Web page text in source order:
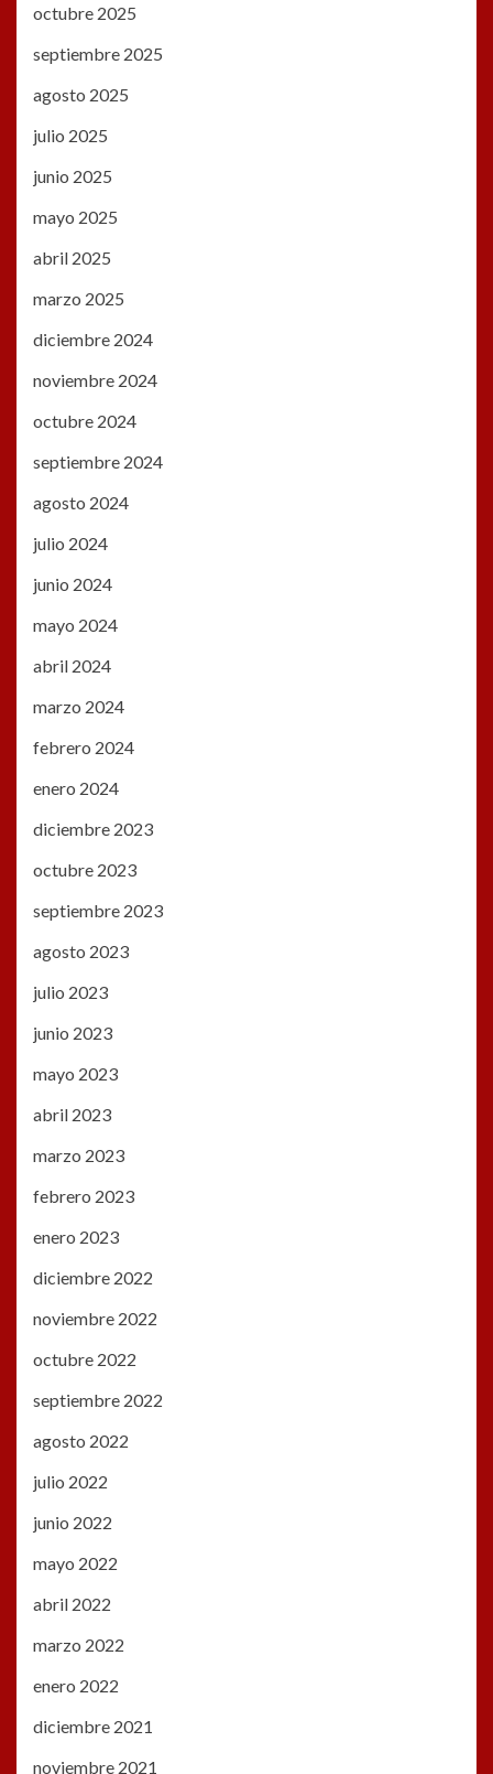
octubre 2025
septiembre 2025
agosto 2025
julio 2025
junio 2025
mayo 2025
abril 2025
marzo 2025
diciembre 2024
noviembre 2024
octubre 2024
septiembre 2024
agosto 2024
julio 2024
junio 2024
mayo 2024
abril 2024
marzo 2024
febrero 2024
enero 2024
diciembre 2023
octubre 2023
septiembre 2023
agosto 2023
julio 2023
junio 2023
mayo 2023
abril 2023
marzo 2023
febrero 2023
enero 2023
diciembre 2022
noviembre 2022
octubre 2022
septiembre 2022
agosto 2022
julio 2022
junio 2022
mayo 2022
abril 2022
marzo 2022
enero 2022
diciembre 2021
noviembre 2021